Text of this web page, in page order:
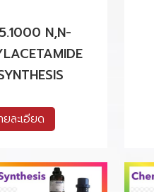
N,N-
ยละเอียด